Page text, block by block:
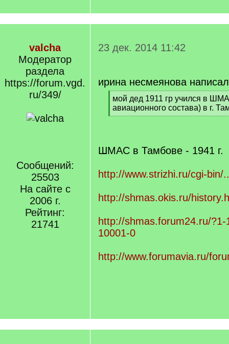
valcha
Модератор
раздела
https://forum.vgd.
ru/349/
Сообщений:
25503
На сайте с
2006 г.
Рейтинг:
21741
23 дек. 2014 11:42
ирина несмеянова
[
q
]
мой дед 1911 гр учился в
авиационного состава) в г.
[
ШМАС в Тамбове - 1941 г.
http://www.strizhi.ru/cgi-bin/
http://shmas.okis.ru/
http://shmas.forum24.ru/
10001-0
http://www.forumavia.ru/